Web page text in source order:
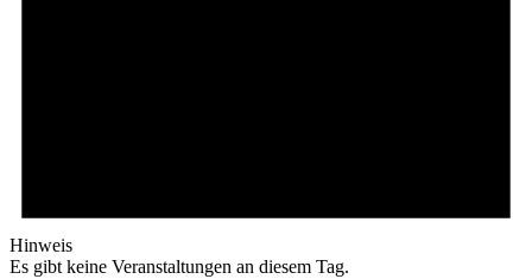
Hinweis
Es gibt keine Veranstaltungen an diesem Tag.